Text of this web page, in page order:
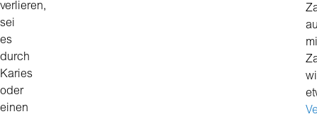
verlieren,
sei
es
durch
Karies
oder
einen